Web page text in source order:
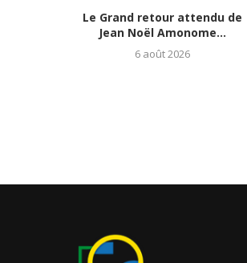
Le Grand retour attendu de
Jean Noël Amonome...
6 août 2026